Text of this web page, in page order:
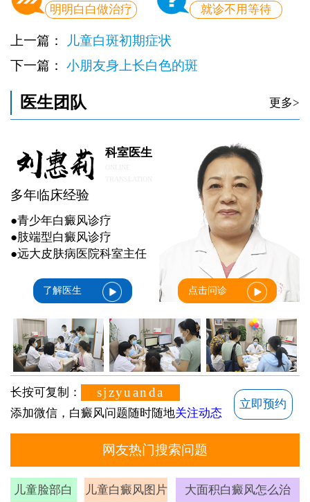
明明白白做治疗 就诊不用等待
上一篇：
儿童白斑初期症状
下一篇： 小朋友身上长白色的斑
医生团队 更多>
科室医生
多年临床经验
●青少年白癜风诊疗
●肢端型白癜风诊疗
●远大皮肤病医院科室主任
了解医生 点击问诊
长按可复制： sjzyuanda
添加微信，白癜风问题随时随地关注动态
立即预约
网友热门搜索问题
儿童脸部白
儿童白癜风图片 大面积白癜风怎么治